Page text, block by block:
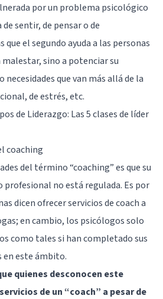
por un problema psicológico
sentir, de pensar o de
el segundo ayuda a las personas
sino a potenciar su
que van más allá de la
de estrés, etc.
de Liderazgo: Las 5 clases de líder
coaching
del término “coaching” es que su
profesional no está regulada. Es por
dicen ofrecer servicios de coach a
en cambio, los psicólogos solo
como tales si han completado sus
este ámbito.
quienes desconocen este
de un “coach” a pesar de